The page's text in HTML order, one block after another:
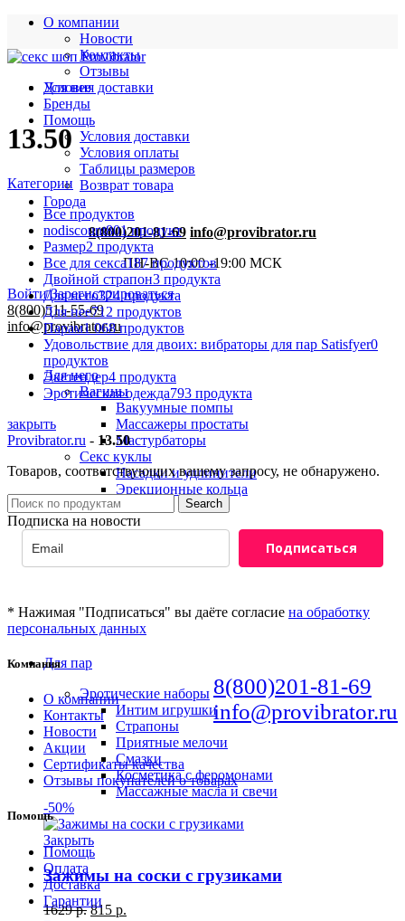
О компании
Новости
Контакты
Отзывы
Условия доставки
Бренды
Помощь
Условия доставки
Условия оплаты
Таблицы размеров
Возврат товара
Города
8(800)201-81-69 info@provibrator.ru
ПН-ВС 10:00 -19:00 МСК
Войти/Зарегистрироваться
8(800)511-55-69
info@provibrator.ru
Для нее
Для него
Вагины
Вакуумные помпы
Массажеры простаты
Мастурбаторы
Секс куклы
Насадки и удлинители
Эрекционные кольца
Для пар
Эротические наборы
Интим игрушки
Страпоны
Приятные мелочи
Смазки
Косметика с феромонами
Массажные масла и свечи
-50%
Закрыть
Зажимы на соски с грузиками
1629р. 815 р.
13.50
Категории
Все продуктов
nodiscount801 продукт
Размер2 продукта
Все для секса187 продуктов
Двойной страпон3 продукта
Для него324 продукта
Для нее712 продуктов
Парам1 068 продуктов
Удовольствие для двоих: вибраторы для пар Satisfyer0
продуктов
Экстендер4 продукта
Эротическая одежда793 продукта
закрыть
Provibrator.ru - 13.50
Товаров, соответствующих вашему запросу, не обнаружено.
Search
Подписка на новости
Подписаться
* Нажимая "Подписаться" вы даёте согласие на обработку
персональных данных
8(800)201-81-69
info@provibrator.ru
Компания
О компании
Контакты
Новости
Акции
Сертификаты качества
Отзывы покупателей о товарах
Помощь
Помощь
Оплата
Доставка
Гарантии